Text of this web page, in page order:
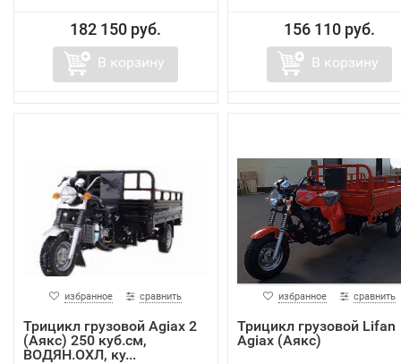
182 150 руб.
В корзину
156 110 руб.
В корзину
избранное сравнить
Трицикл грузовой Agiax 2
(Аякс) 250 куб.см,
ВОДЯН.ОХЛ, ку...
избранное сравнить
Трицикл грузовой Lifan
Agiax (Аякс)